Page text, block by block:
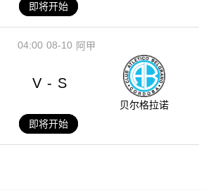
即将开始
08-10
04:00 阿甲
V - S
贝尔格拉诺
即将开始